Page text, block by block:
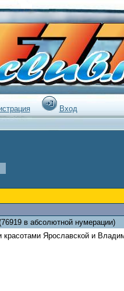
Вход
в абсолютной нумерации)
Ярославской и